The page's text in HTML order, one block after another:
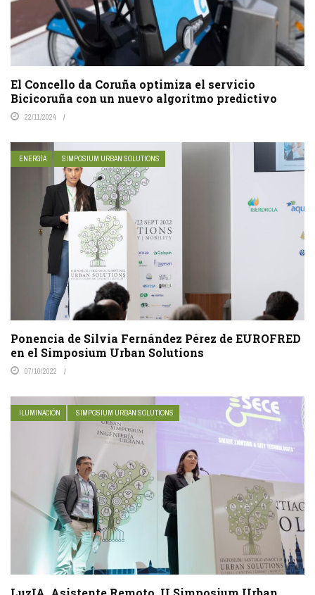
El Concello da Coruña optimiza el servicio
Bicicoruña con un nuevo algoritmo predictivo
22/11/2024
ENERGÍA SIMPOSIUM URBAN SOLUTIONS
Ponencia de Silvia Fernández Pérez de EUROFRED
en el Simposium Urban Solutions
07/10/2022
ILUMINACIÓN SIMPOSIUM URBAN SOLUTIONS